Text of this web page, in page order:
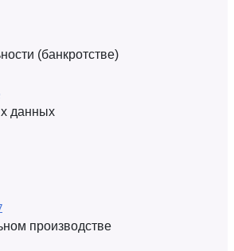
(банкротстве)
данных
производстве